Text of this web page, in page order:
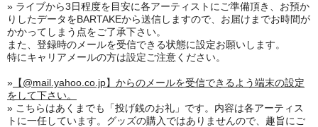
» ライブから3日程度を目安に各アーティストにご準備頂き、お預か
りしたデータをBARTAKEから送信しますので、お届けまでお時間が
かかってしまう点をご了承下さい。
また、登録時のメールを受信できる状態に設定お願いします。
特にキャリアメールの方は設定ご注意ください。
» 【@mail.yahoo.co.jp】からのメールを受信できるよう端末の設定
をして下さい。
» こちらはあくまでも「投げ銭のお礼」です。内容は各アーティス
トに一任しています。グッズの購入ではありませんので、趣旨にご